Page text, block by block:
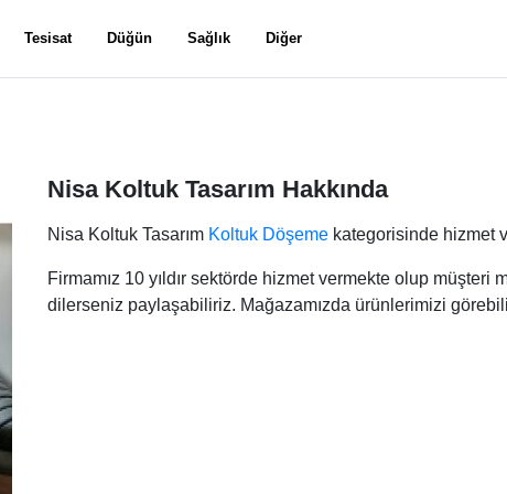
Tesisat Düğün Sağlık Diğer
Nisa Koltuk Tasarım Hakkında
Nisa Koltuk Tasarım Koltuk Döşeme kategorisinde hizmet
Firmamız 10 yıldır sektörde hizmet vermekte olup müşteri
dilerseniz paylaşabiliriz. Mağazamızda ürünlerimizi